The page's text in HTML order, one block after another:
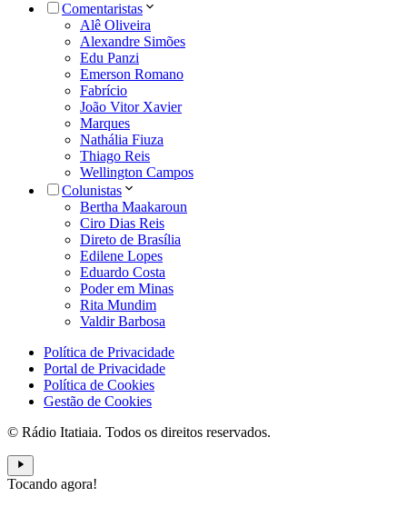
Comentaristas
Alê Oliveira
Alexandre Simões
Edu Panzi
Emerson Romano
Fabrício
João Vitor Xavier
Marques
Nathália Fiuza
Thiago Reis
Wellington Campos
Colunistas
Bertha Maakaroun
Ciro Dias Reis
Direto de Brasília
Edilene Lopes
Eduardo Costa
Poder em Minas
Rita Mundim
Valdir Barbosa
Política de Privacidade
Portal de Privacidade
Política de Cookies
Gestão de Cookies
© Rádio Itatiaia. Todos os direitos reservados.
Tocando agora!